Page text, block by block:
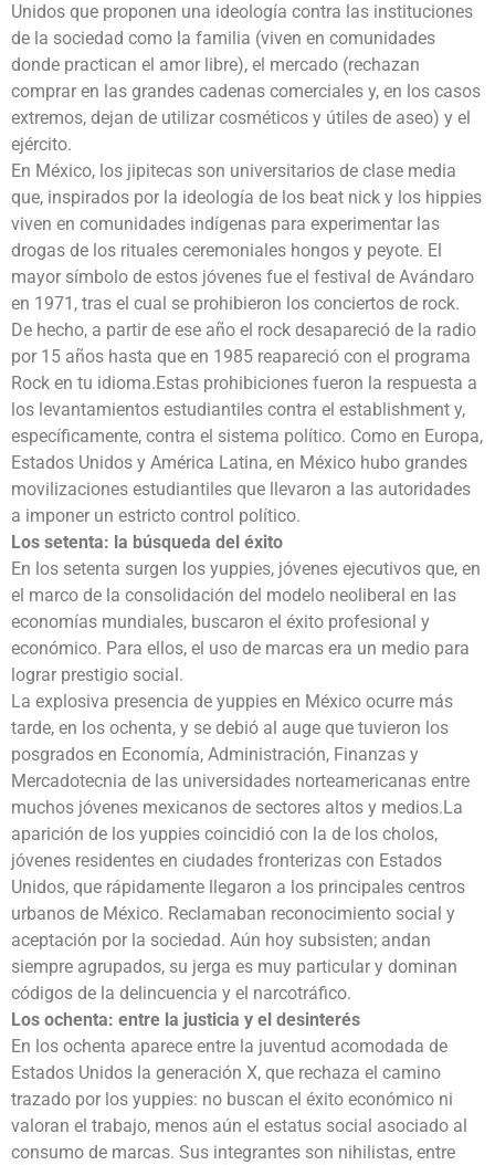
Unidos que proponen una ideología contra las instituciones
de la sociedad como la familia (viven en comunidades
donde practican el amor libre), el mercado (rechazan
comprar en las grandes cadenas comerciales y, en los casos
extremos, dejan de utilizar cosméticos y útiles de aseo) y el
ejército.
En México, los jipitecas son universitarios de clase media
que, inspirados por la ideología de los beat nick y los hippies
viven en comunidades indígenas para experimentar las
drogas de los rituales ceremoniales hongos y peyote. El
mayor símbolo de estos jóvenes fue el festival de Avándaro
en 1971, tras el cual se prohibieron los conciertos de rock.
De hecho, a partir de ese año el rock desapareció de la radio
por 15 años hasta que en 1985 reapareció con el programa
Rock en tu idioma.Estas prohibiciones fueron la respuesta a
los levantamientos estudiantiles contra el establishment y,
específicamente, contra el sistema político. Como en Europa,
Estados Unidos y América Latina, en México hubo grandes
movilizaciones estudiantiles que llevaron a las autoridades
a imponer un estricto control político.
Los setenta: la búsqueda del éxito
En los setenta surgen los yuppies, jóvenes ejecutivos que, en
el marco de la consolidación del modelo neoliberal en las
economías mundiales, buscaron el éxito profesional y
económico. Para ellos, el uso de marcas era un medio para
lograr prestigio social.
La explosiva presencia de yuppies en México ocurre más
tarde, en los ochenta, y se debió al auge que tuvieron los
posgrados en Economía, Administración, Finanzas y
Mercadotecnia de las universidades norteamericanas entre
muchos jóvenes mexicanos de sectores altos y medios.La
aparición de los yuppies coincidió con la de los cholos,
jóvenes residentes en ciudades fronterizas con Estados
Unidos, que rápidamente llegaron a los principales centros
urbanos de México. Reclamaban reconocimiento social y
aceptación por la sociedad. Aún hoy subsisten; andan
siempre agrupados, su jerga es muy particular y dominan
códigos de la delincuencia y el narcotráfico.
Los ochenta: entre la justicia y el desinterés
En los ochenta aparece entre la juventud acomodada de
Estados Unidos la generación X, que rechaza el camino
trazado por los yuppies: no buscan el éxito económico ni
valoran el trabajo, menos aún el estatus social asociado al
consumo de marcas. Sus integrantes son nihilistas, entre